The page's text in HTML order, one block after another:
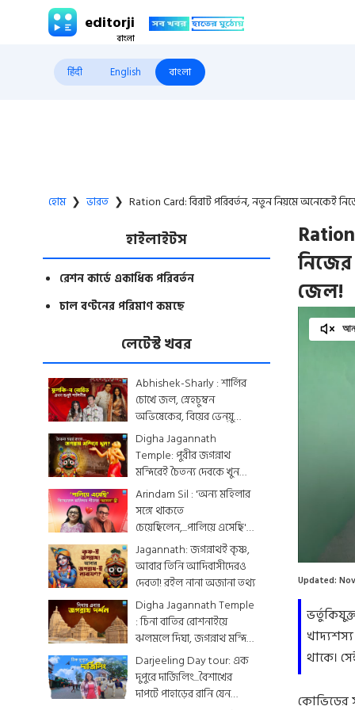
editorji
हिंदी English বাংলা
হোম ❯ ভারত ❯ Ration Card: বিরাট পরিবর্তন, নতুন নিয়মে অনেকেই
হাইলাইটস
রেশন কার্ডে একাধিক পরিবর্তন
চাল বণ্টনের পরিমাণ কমছে
লেটেস্ট খবর
Abhishek-Sharly : শার্লির
চোখে জল, স্নেহচুম্বন
অভিষেকের, বিয়ের ভেন্য়ু
থেকে মেনু...দেখে নিন
একঝলকে
Digha Jagannath
Temple: পুরীর জগন্নাথ
মন্দিরেই চৈতন্য দেবকে খুন
করা হয়েছিল? জেনে নিন
রোমহর্ষক কাহিনী
Arindam Sil : 'অন্য মহিলার
সঙ্গে থাকতে
চেয়েছিলেন,...পালিয়ে এসেছি',
বিস্ফোরক অরিন্দমের স্ত্রী
Jagannath: জগন্নাথই কৃষ্ণ,
আবার তিনি আদিবাসীদেরও
দেবতা! রইল নানা অজানা তথ্য
Digha Jagannath Temple
: চিনা বাতির রোশনাইয়ে
ঝলমলে দিঘা, জগন্নাথ মন্দিরে
শেষ মুহূর্তের সাজসজ্জা তুঙ্গে
Darjeeling Day tour: এক
দুপুরে দার্জিলিং...বৈশাখের
দাপটে পাহাড়ের রানি যেন
জেল!
খাদ্যশস্য
থাকে।
Updated:
কোভিডের